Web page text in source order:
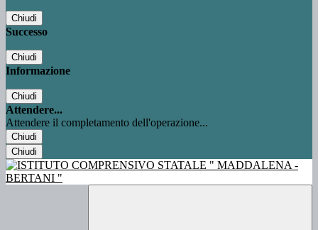
Chiudi
Successo
Chiudi
Informazione
Chiudi
Attendere...
Attendere il completamento dell'operazione...
Chiudi
Chiudi